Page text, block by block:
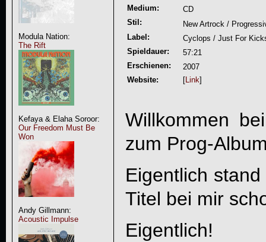
Modula Nation:
The Rift
Kefaya & Elaha Soroor:
Our Freedom Must Be
Won
Andy Gillmann:
Acoustic Impulse
Medium:
CD
Stil:
New Artrock /
Label:
Cyclops / Just For
Spieldauer:
57:21
Erschienen:
2007
Website:
[Link]
Willkommen
zum Prog-
Eigentlich
Titel bei mir
Eigentlich!